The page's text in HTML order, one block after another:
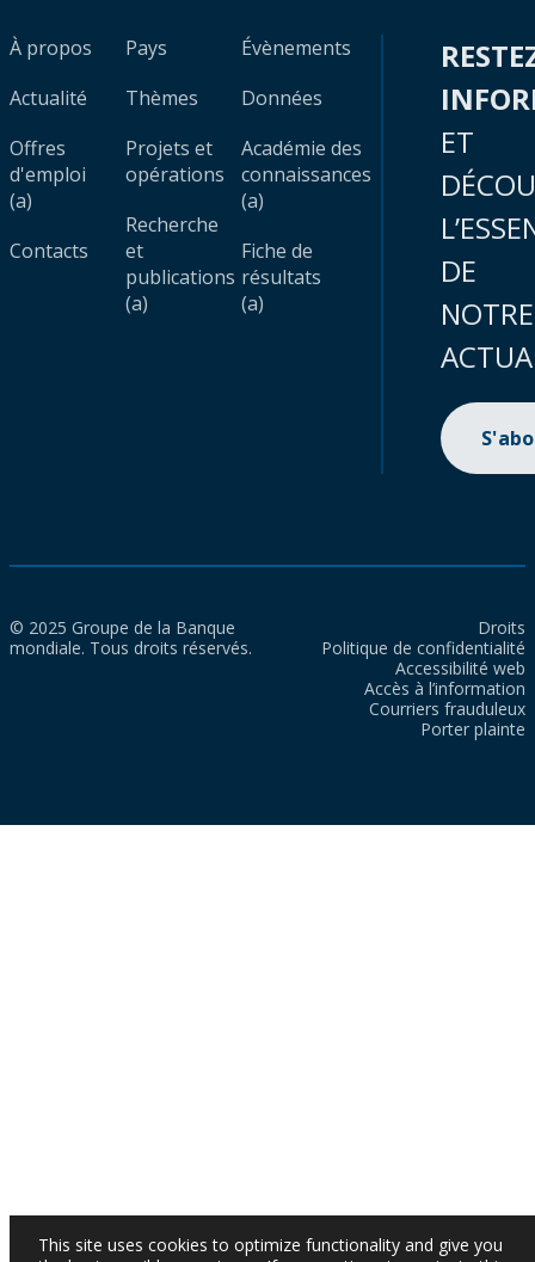
À propos
Actualité
Offres
d'emploi
(a)
Contacts
Pays
Thèmes
Projets et
opérations
Recherche
et
publications
(a)
Évènements
Données
Académie des
connaissances
(a)
Fiche de
résultats
(a)
ET
DE
NOTRE
© 2025 Groupe de la Banque
mondiale. Tous droits réservés.
Droits
Politique de confidentialité
Accessibilité web
Accès à l’information
Courriers frauduleux
Porter plainte
This site uses cookies to optimize functionality and give you